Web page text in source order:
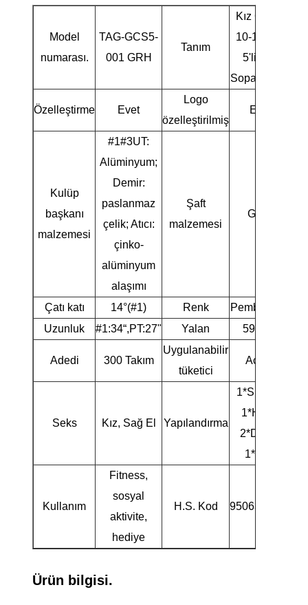
Model
numarası.
TAG-GCS5-
001 GRH
Tanım
Kız Çocuk
10-12 Yaş
5'li Golf
Sopa Takımı
Özelleştirme Evet
Logo
özelleştirilmiş
Evet
Kulüp
başkanı
malzemesi
#1#3UT:
Alüminyum;
Demir:
paslanmaz
çelik; Atıcı:
çinko-
alüminyum
alaşımı
Şaft
malzemesi
Grafit
Çatı katı 14°(#1) Renk
Pembe mavi
Uzunluk
#1:34“,PT:27" Yalan 59°(#1)
Adedi 300 Takım
Uygulanabilir
tüketici
Acemi
Seks Kız, Sağ El Yapılandırma
1*Sürücü,
1*Hibrit,
2*Demir,
1*Atıcı
Kullanım
Fitness,
sosyal
aktivite,
hediye
H.S. Kod 9506310000
Ürün bilgisi.